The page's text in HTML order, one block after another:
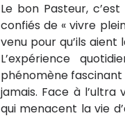
Le bon Pasteur,
confiés de « vivre
venu pour qu’ils aient
L’expérience
phénomène
jamais. Face à
qui menacent la vie